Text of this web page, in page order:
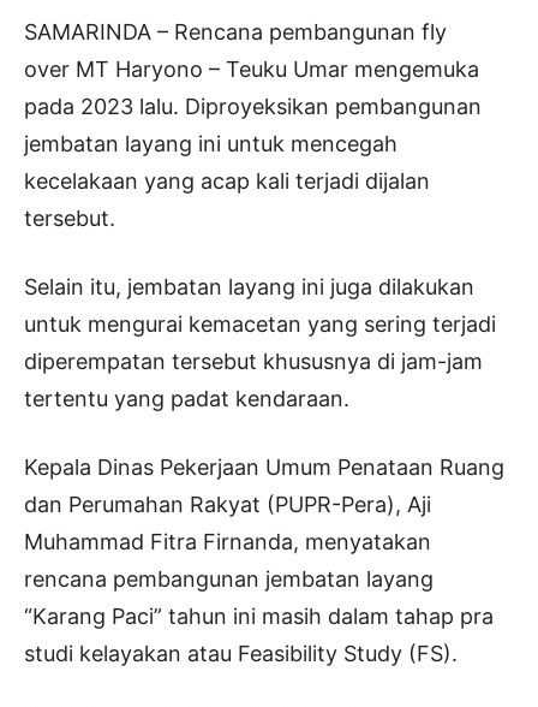
SAMARINDA – Rencana pembangunan fly
over MT Haryono – Teuku Umar mengemuka
pada 2023 lalu. Diproyeksikan pembangunan
jembatan layang ini untuk mencegah
kecelakaan yang acap kali terjadi dijalan
tersebut.
Selain itu, jembatan layang ini juga dilakukan
untuk mengurai kemacetan yang sering terjadi
diperempatan tersebut khususnya di jam-jam
tertentu yang padat kendaraan.
Kepala Dinas Pekerjaan Umum Penataan Ruang
dan Perumahan Rakyat (PUPR-Pera), Aji
Muhammad Fitra Firnanda, menyatakan
rencana pembangunan jembatan layang
“Karang Paci” tahun ini masih dalam tahap pra
studi kelayakan atau Feasibility Study (FS).